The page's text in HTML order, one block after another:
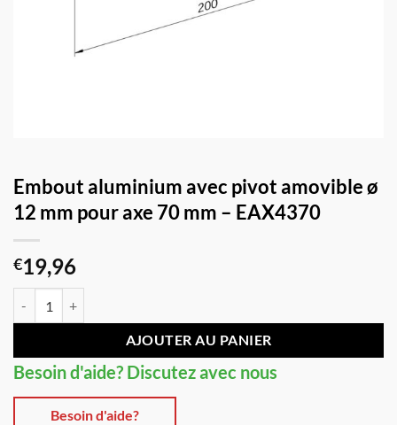
Embout aluminium avec pivot amovible ø
12 mm pour axe 70 mm – EAX4370
€19,96
AJOUTER AU PANIER
Besoin d'aide? Discutez avec nous
Besoin d'aide?